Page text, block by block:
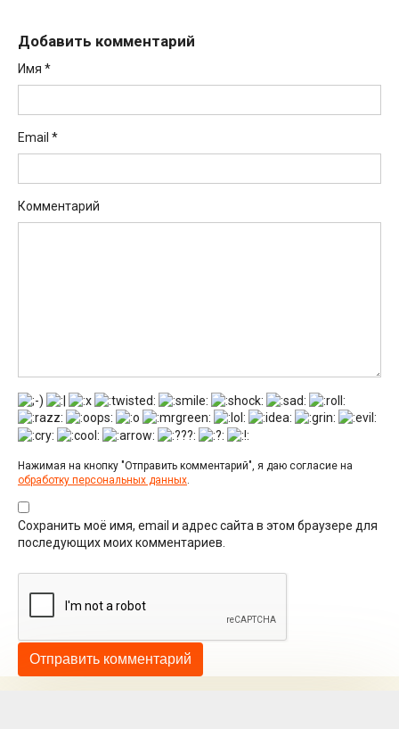
Добавить комментарий
Имя *
Email *
Комментарий
Нажимая на кнопку "Отправить комментарий", я даю согласие на
обработку персональных данных.
Сохранить моё имя, email и адрес сайта в этом браузере для
последующих моих комментариев.